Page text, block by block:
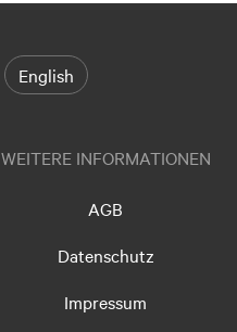
English
WEITERE INFORMATIONEN
AGB
Datenschutz
Impressum